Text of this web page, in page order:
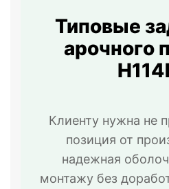
Типовые
арочного
Клиенту нужна не
позиция от
надежная
монтажу без